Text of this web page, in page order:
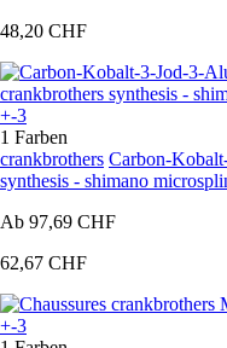
48,20 CHF
+-3
1 Farben
crankbrothers Carbon-
synthesis - shimano
Ab 97,69 CHF
62,67 CHF
+-3